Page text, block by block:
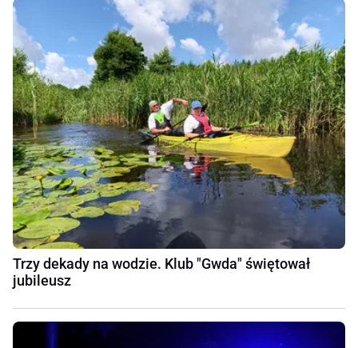
Trzy dekady na wodzie. Klub "Gwda" świętował
jubileusz